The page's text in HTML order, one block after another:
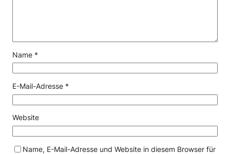
Name *
E-Mail-Adresse *
Website
Name, E-Mail-Adresse und Website in diesem Browser für